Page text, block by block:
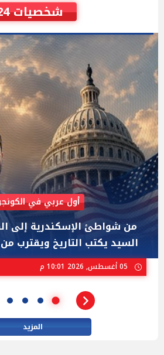
شخصيات 24
AIPAC رصدت 30 مليون دولار لإضعافه
"عبد الرحمن السيد" المصري
ستيفنز" وإيباك الاسرائيلية
المزيد